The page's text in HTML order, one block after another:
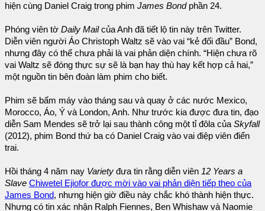
hiện cùng Daniel Craig trong phim James Bond phần 24.
Phóng viên tờ Daily Mailcủa Anh đã tiết lộ tin này trên Twitter.
Diễn viên người Áo Christoph Waltz sẽ vào vai “kẻ đối đầu” Bond,
nhưng đây có thể chưa phải là vai phản diện chính. “Hiện chưa rõ
vai Waltz sẽ đóng thực sự sẽ là bạn hay thù hay kết hợp cả hai,”
một nguồn tin bên đoàn làm phim cho biết.
Phim sẽ bấm máy vào tháng sau và quay ở các nước Mexico,
Morocco, Áo, Ý và London, Anh. Như trước kia được đưa tin, đạo
diễn Sam Mendes sẽ trở lại sau thành công một tỉ đôla của Skyfall
(2012), phim Bond thứ ba có Daniel Craig vào vai điệp viên điển
trai.
Hồi tháng 4 năm nay Variety đưa tin rằng diễn viên 12 Years a
Slave Chiwetel Ejiofor được mời vào vai phản diện tiếp theo của
James Bond, nhưng hiện giờ điều này chắc khó thành hiện thực.
Nhưng có tin xác nhận Ralph Fiennes, Ben Whishaw và Naomie